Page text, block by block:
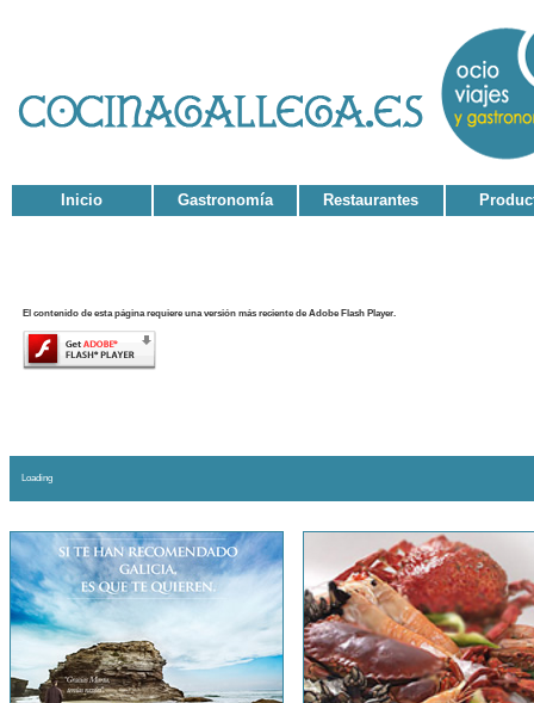
Inicio Gastronomía Restaurantes
El contenido de esta página requiere una versión más reciente de Adobe Flash Player.
Loading